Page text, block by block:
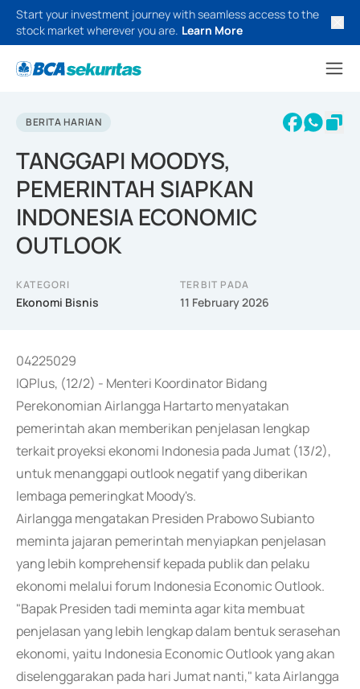
Start your investment journey with seamless access to the
stock market wherever you are. Learn More
BERITA HARIAN
TANGGAPI MOODYS,
PEMERINTAH SIAPKAN
INDONESIA ECONOMIC
OUTLOOK
KATEGORI
Ekonomi Bisnis
TERBIT PADA
11 February 2026
04225029
IQPlus, (12/2) - Menteri Koordinator Bidang
Perekonomian Airlangga Hartarto menyatakan
pemerintah akan memberikan penjelasan lengkap
terkait proyeksi ekonomi Indonesia pada Jumat (13/2),
untuk menanggapi outlook negatif yang diberikan
lembaga pemeringkat Moody's.
Airlangga mengatakan Presiden Prabowo Subianto
meminta jajaran pemerintah menyiapkan penjelasan
yang lebih komprehensif kepada publik dan pelaku
ekonomi melalui forum Indonesia Economic Outlook.
"Bapak Presiden tadi meminta agar kita membuat
penjelasan yang lebih lengkap dalam bentuk serasehan
ekonomi, yaitu Indonesia Economic Outlook yang akan
diselenggarakan pada hari Jumat nanti," kata Airlangga